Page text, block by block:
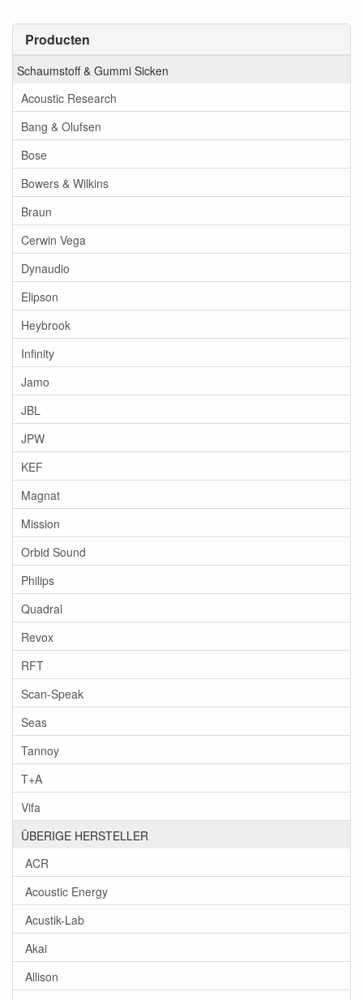
Producten
Schaumstoff & Gummi Sicken
Acoustic Research
Bang & Olufsen
Bose
Bowers & Wilkins
Braun
Cerwin Vega
Dynaudio
Elipson
Heybrook
Infinity
Jamo
JBL
JPW
KEF
Magnat
Mission
Orbid Sound
Philips
Quadral
Revox
RFT
Scan-Speak
Seas
Tannoy
T+A
Vifa
ÜBERIGE HERSTELLER
ACR
Acoustic Energy
Acustik-Lab
Akai
Allison